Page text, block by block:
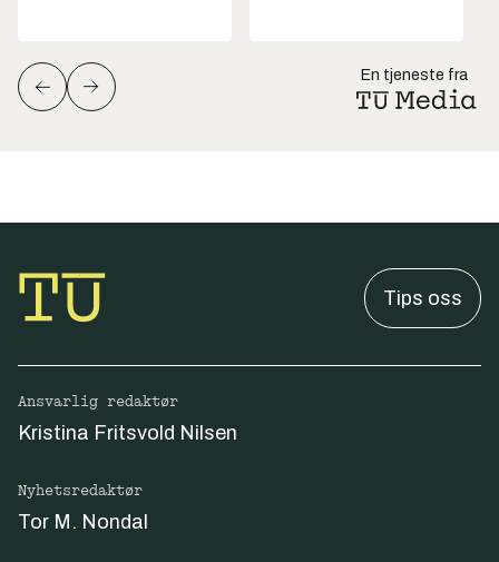
En tjeneste fra
Tips oss
Ansvarlig redaktør
Kristina Fritsvold Nilsen
Nyhetsredaktør
Tor M. Nondal